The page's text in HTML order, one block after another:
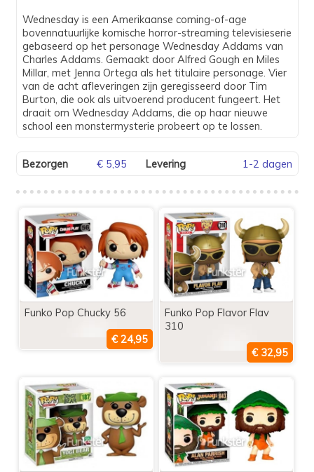
Wednesday is een Amerikaanse coming-of-age
bovennatuurlijke komische horror-streaming televisieserie
gebaseerd op het personage Wednesday Addams van
Charles Addams. Gemaakt door Alfred Gough en Miles
Millar, met Jenna Ortega als het titulaire personage. Vier
van de acht afleveringen zijn geregisseerd door Tim
Burton, die ook als uitvoerend producent fungeert. Het
draait om Wednesday Addams, die op haar nieuwe
school een monstermysterie probeert op te lossen.
Bezorgen € 5,95 Levering 1-2 dagen
Funko Pop Chucky 56
Funko Pop Flavor Flav
310